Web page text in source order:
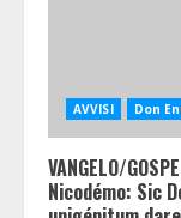
AVVISI Don
VANGELO/
Nicodémo: Sic